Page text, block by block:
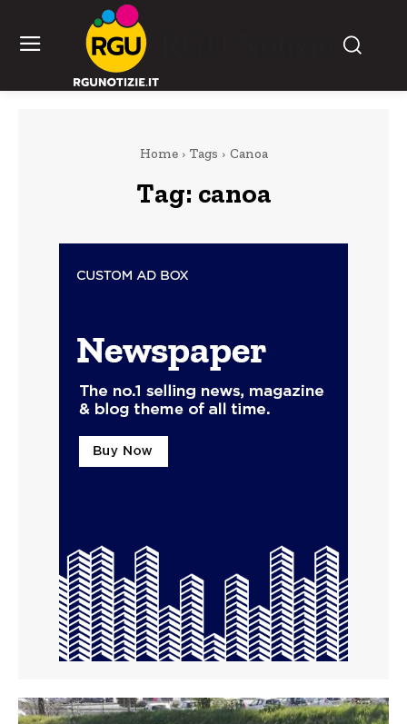
Home Tags Canoa
Tag: canoa